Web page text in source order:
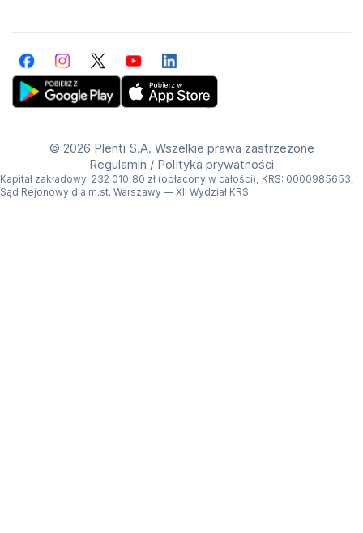
FacebookInstagramTwitterYouTubeLinkedIn
© 2026 Plenti S.A. Wszelkie prawa zastrzeżone
Regulamin / Polityka prywatności
Kapitał zakładowy: 232 010,80 zł (opłacony w całości), KRS: 0000985653,
Sąd Rejonowy dla m.st. Warszawy — XII Wydział KRS